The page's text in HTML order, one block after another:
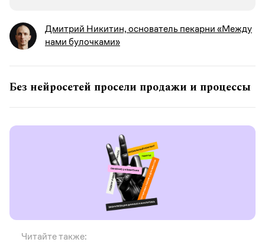
Дмитрий Никитин, основатель пекарни «Между
нами булочками»
Без нейросетей просели продажи и процессы
Читайте также: